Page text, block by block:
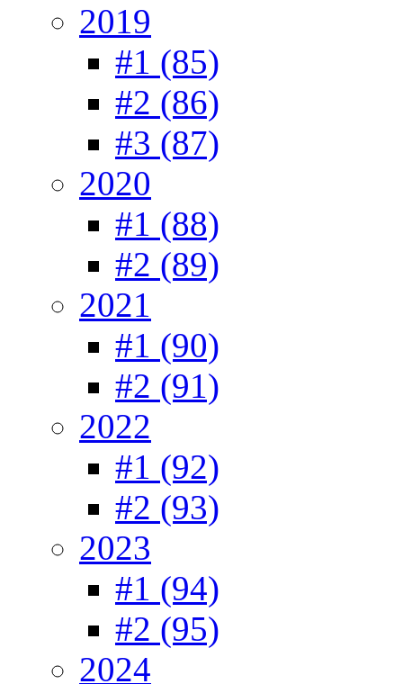
2019
#1 (85)
#2 (86)
#3 (87)
2020
#1 (88)
#2 (89)
2021
#1 (90)
#2 (91)
2022
#1 (92)
#2 (93)
2023
#1 (94)
#2 (95)
2024